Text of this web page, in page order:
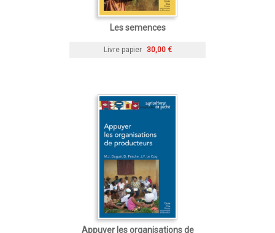
Les semences
Livre papier 30,00 €
Appuyer les organisations de